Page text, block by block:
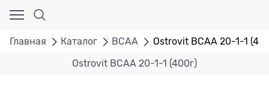
Главная Каталог BCAA Ostrovit BCAA 20-1-1
Ostrovit BCAA 20-1-1 (400г)